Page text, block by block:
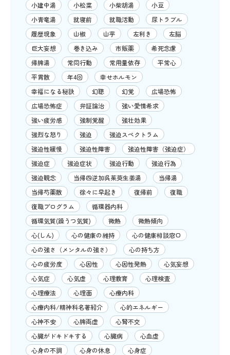
小建中湯
小松菜 小柴胡湯
小豆
小青竜湯
就寝前 就職活動
尿トラブル
履歴現象
山椒 山芋 左利き
左脳
巨大妄想
巻き込み 市販薬
希死念慮
帰脾湯
常同行動 常用量依存
平常心
平胃散
年4回
幸せホルモン
幸福になる秘訣
幻聴 幻覚
広場恐怖
広場恐怖症
弁証論治
強い愛情希求
強い疲労感
強制覚醒
強壮効果
強烈な怒り
強迫
強迫スペクトラム
強迫性緩慢
強迫性障害
強迫性障害（強迫症）
強迫症
強迫症状 強迫行動
強迫行為
強迫観念
当帰四逆加呉茱萸生姜湯
当帰湯
当帰芍薬散
徐々に早起き 復帰前
復職
復職プログラム
循環器内科
循環気質(躁うつ気質)
微熱
微熱傾向
心(しん)
心の健康の維持
心の健康相談窓口
心の強さ（メンタルの強さ）
心の持ち方
心の疲労度
心因性 心因性発熱
心気妄想
心気症
心気虚 心理教育
心理検査
心理療法
心理面
心療内科
心療内科/精神科名著紹介
心的エネルギー
心神不安
心脾両虚
心腎不交
心臓がドキドキする
心臓病
心血虚
心身の不調
心身の休息
心身症